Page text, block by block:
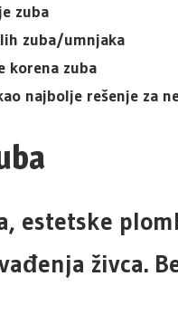
zuba
zuba/umnjaka
korena zuba
najbolje rešenje za
estetske
živca.